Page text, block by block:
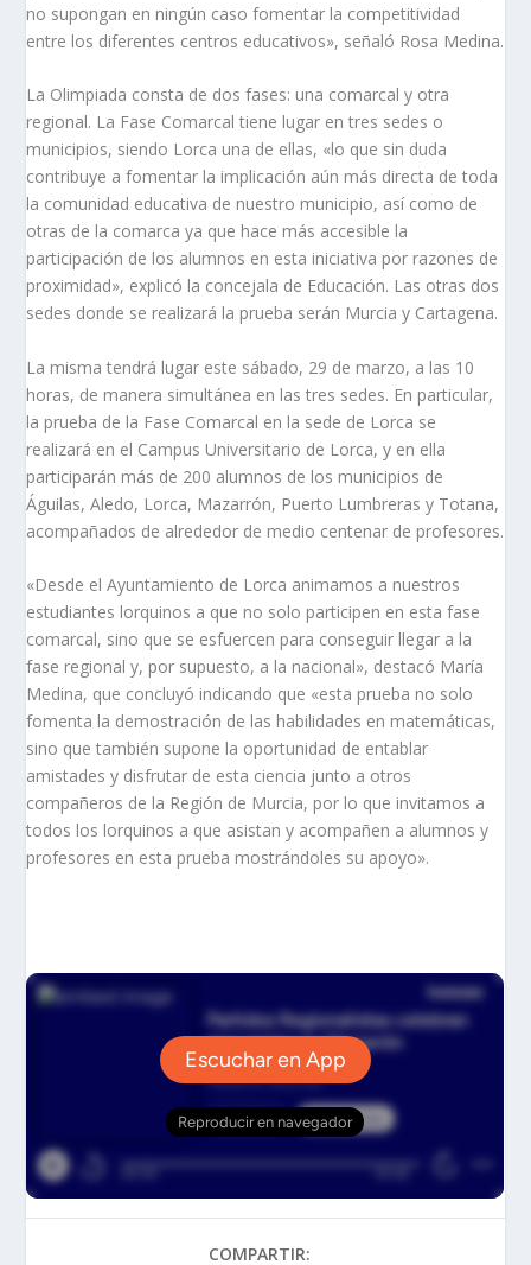
no supongan en ningún caso fomentar la competitividad
entre los diferentes centros educativos», señaló Rosa Medina.
La Olimpiada consta de dos fases: una comarcal y otra
regional. La Fase Comarcal tiene lugar en tres sedes o
municipios, siendo Lorca una de ellas, «lo que sin duda
contribuye a fomentar la implicación aún más directa de toda
la comunidad educativa de nuestro municipio, así como de
otras de la comarca ya que hace más accesible la
participación de los alumnos en esta iniciativa por razones de
proximidad», explicó la concejala de Educación. Las otras dos
sedes donde se realizará la prueba serán Murcia y Cartagena.
La misma tendrá lugar este sábado, 29 de marzo, a las 10
horas, de manera simultánea en las tres sedes. En particular,
la prueba de la Fase Comarcal en la sede de Lorca se
realizará en el Campus Universitario de Lorca, y en ella
participarán más de 200 alumnos de los municipios de
Águilas, Aledo, Lorca, Mazarrón, Puerto Lumbreras y Totana,
acompañados de alrededor de medio centenar de profesores.
«Desde el Ayuntamiento de Lorca animamos a nuestros
estudiantes lorquinos a que no solo participen en esta fase
comarcal, sino que se esfuercen para conseguir llegar a la
fase regional y, por supuesto, a la nacional», destacó María
Medina, que concluyó indicando que «esta prueba no solo
fomenta la demostración de las habilidades en matemáticas,
sino que también supone la oportunidad de entablar
amistades y disfrutar de esta ciencia junto a otros
compañeros de la Región de Murcia, por lo que invitamos a
todos los lorquinos a que asistan y acompañen a alumnos y
profesores en esta prueba mostrándoles su apoyo».
COMPARTIR: